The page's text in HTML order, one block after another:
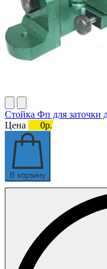
Стойка Фп для заточки
Цена
0р.
В корзину